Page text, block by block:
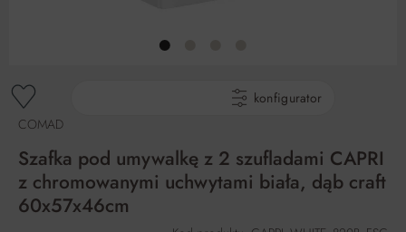
COMAD
konfigurator
Szafka pod umywalkę z 2 szufladami CAPRI
z chromowanymi uchwytami biała, dąb craft
60x57x46cm